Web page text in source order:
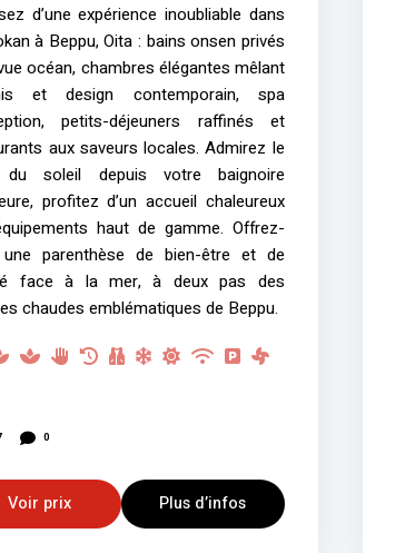
d’une expérience inoubliable dans
à Beppu, Oita : bains onsen privés
océan, chambres élégantes mêlant
et design contemporain, spa
petits-déjeuners raffinés et
aux saveurs locales. Admirez le
du soleil depuis votre baignoire
profitez d’un accueil chaleureux
haut de gamme. Offrez-
parenthèse de bien-être et de
face à la mer, à deux pas des
chaudes emblématiques de Beppu.
0
Voir prix Plus d’infos